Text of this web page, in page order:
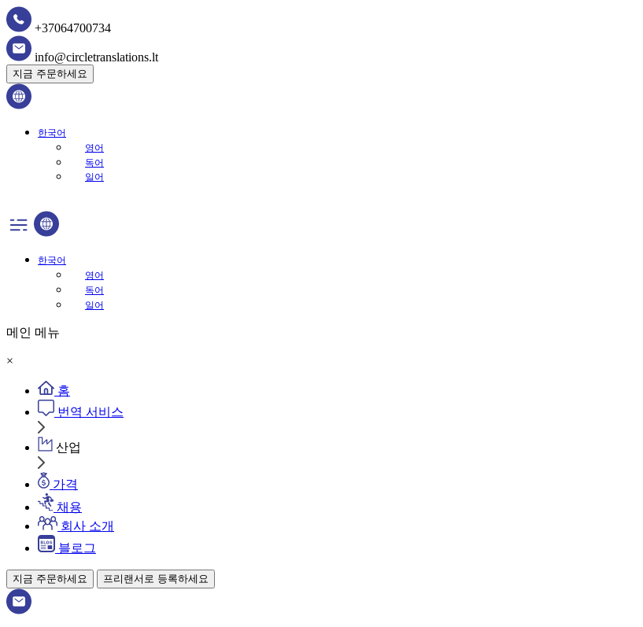
+37064700734
info@circletranslations.lt
지금 주문하세요
한국어
영어
독어
일어
한국어
영어
독어
일어
메인 메뉴
×
홈
번역 서비스
산업
가격
채용
회사 소개
블로그
지금 주문하세요 프리랜서로 등록하세요